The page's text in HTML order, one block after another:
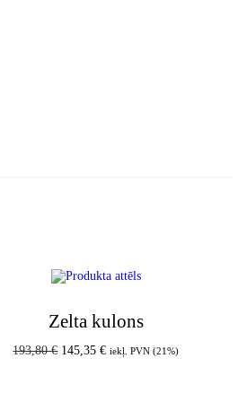
Zelta kulons
193,80€ 145,35€ iekļ. PVN (21%)